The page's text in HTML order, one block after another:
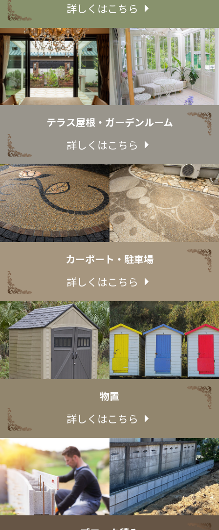
詳しくはこちら
テラス屋根・ガーデンルーム
詳しくはこちら
カーポート・駐車場
詳しくはこちら
物置
詳しくはこちら